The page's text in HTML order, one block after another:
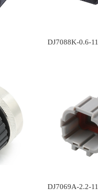
DJ7088K-0.6-11
DJ7069A-2.2-11